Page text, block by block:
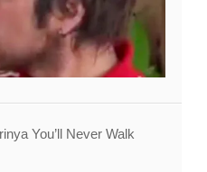
You’ll Never Walk